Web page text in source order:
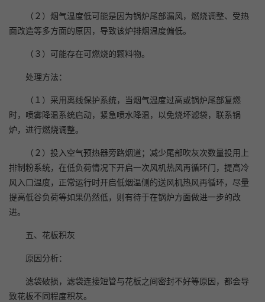
（２）烟气温度低可能是因为锅炉尾部漏风，燃烧调整、受热
面改造等多方面的原因，导致该炉排烟温度偏低。
（３）可能存在可燃烧的颗料物。
处理方法：
（１）采用离线保护系统，当烟气温度过高或锅炉尾部复燃
时，喷雾降温系统启动，紧急喷水降温，以免烧坏滤袋，联系锅
炉，进行燃烧调整。
（２）投入空气预热器旁路烟道；减少尾部吹灰次数量投用上
排制粉系统，在低负荷情况下开启一次风机热风再循环门，提高冷
风入口温度，正常运行时开启低烟温侧的送风机热风再循环，尽量
提高低谷负荷等如果仍然低，则有待于在锅炉方面做进一步的改
进。
五、花板积灰
原因分析：
滤袋破损，滤袋连接短管与花板之间密封不好等原因，都会导
致花板不同程度积灰。